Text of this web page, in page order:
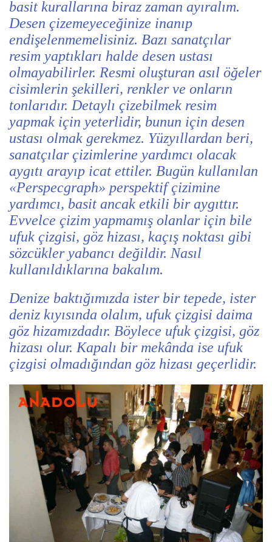
basit kurallarına biraz zaman ayıralım.
Desen çizemeyeceğinize inanıp
endişelenmemelisiniz. Bazı sanatçılar
resim yaptıkları halde desen ustası
olmayabilirler. Resmi oluşturan asıl öğeler
cisimlerin şekilleri, renkler ve onların
tonlarıdır. Detaylı çizebilmek resim
yapmak için yeterlidir, bunun için desen
ustası olmak gerekmez. Yüzyıllardan beri,
sanatçılar çizimlerine yardımcı olacak
aygıtı arayıp icat ettiler. Bugün kullanılan
«Perspecgraph» perspektif çizimine
yardımcı, basit ancak etkili bir aygıttır.
Evvelce çizim yapmamış olanlar için bile
ufuk çizgisi, göz hizası, kaçış noktası gibi
sözcükler yabancı değildir. Nasıl
kullanıldıklarına bakalım.
Denize baktığımızda ister bir tepede, ister
deniz kıyısında olalım, ufuk çizgisi daima
göz hizamızdadır. Böylece ufuk çizgisi, göz
hizası olur. Kapalı bir mekânda ise ufuk
çizgisi olmadığından göz hizası geçerlidir.